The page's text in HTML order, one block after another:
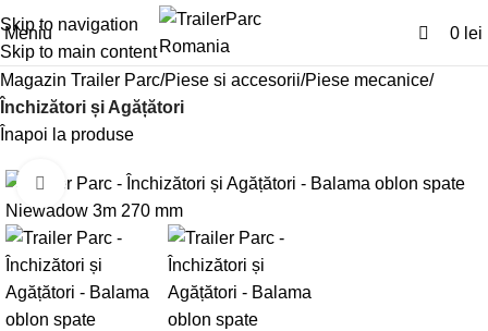
Skip to navigation
Skip to main content
Meniu 0 lei
Magazin Trailer Parc Piese si accesorii Piese mecanice
Închizători și Agățători
Înapoi la produse
Click pentru a mari